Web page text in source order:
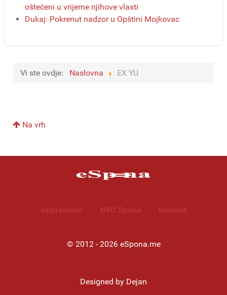
oštećeni u vrijeme njihove vlasti
Dukaj: Pokrenut nadzor u Opštini Mojkovac
Vi ste ovdje: Naslovna EX YU
Na vrh
Impressum NVO Spona Kontakt
© 2012 - 2026 eSpona.me
Designed by Dejan